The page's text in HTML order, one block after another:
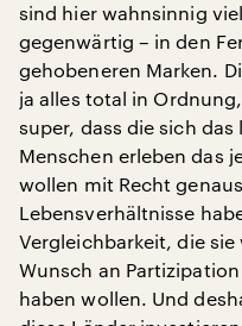
sind hier wahnsinnig
gegenwärtig – in den
gehobeneren Marken.
ja alles total in
super, dass die sich
Menschen erleben das
wollen mit Recht
Lebensverhältnisse
Vergleichbarkeit, die
Wunsch an
haben wollen. Und